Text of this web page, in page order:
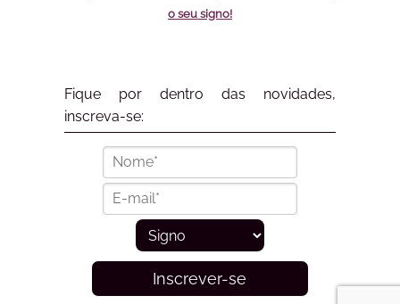
o seu signo!
Fique por dentro das novidades,
inscreva-se:
Inscrever-se